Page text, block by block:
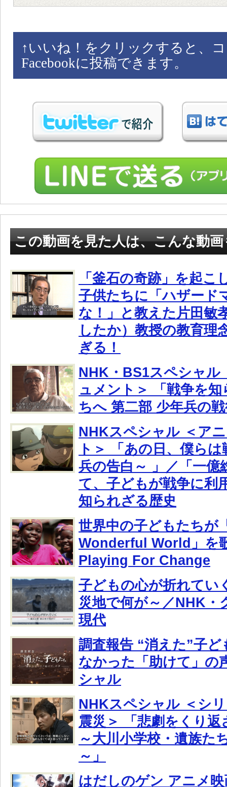
↑ いいね！をクリックすると、
Facebookに投稿できます。
この動画を見た人は、こんな動
「釜石の奇跡」を起こ
子供たちに「ハザード
な！」と教えた片田敏
したか）教授の教育理
ぎる！
NHK・BS1スペシャル
ュメント＞ 「戦争を
ちへ 第二部 少年兵の
NHKスペシャル ＜ア
ト＞ 「あの日、僕ら
兵の告白～ 」／「一億
て、子どもが戦争に利
知られざる歴史
世界中の子どもたちが
Wonderful World」を
Playing For Change
子どもの心が折れてい
災地で何が～／NHK・
現代
調査報告 “消えた”子
なかった「助けて」の
シャル
NHKスペシャル ＜シ
震災＞ 「悲劇をくり
～大川小学校・遺族た
～」
はだしのゲン アニメ映